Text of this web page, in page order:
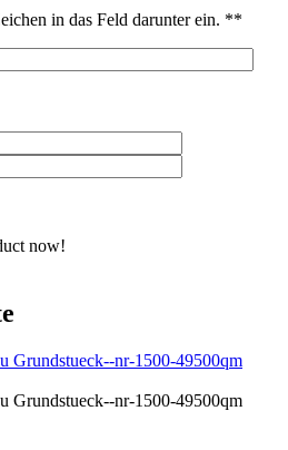
in das Feld darunter ein. **
now!